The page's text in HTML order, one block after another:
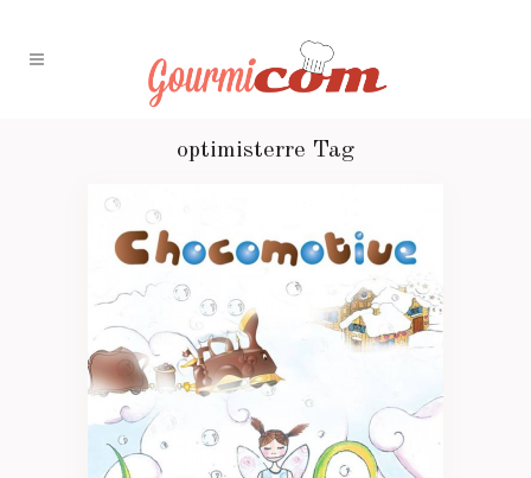
optimisterre Tag